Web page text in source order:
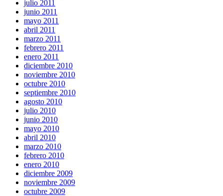
julio 2011
junio 2011
mayo 2011
abril 2011
marzo 2011
febrero 2011
enero 2011
diciembre 2010
noviembre 2010
octubre 2010
septiembre 2010
agosto 2010
julio 2010
junio 2010
mayo 2010
abril 2010
marzo 2010
febrero 2010
enero 2010
diciembre 2009
noviembre 2009
octubre 2009